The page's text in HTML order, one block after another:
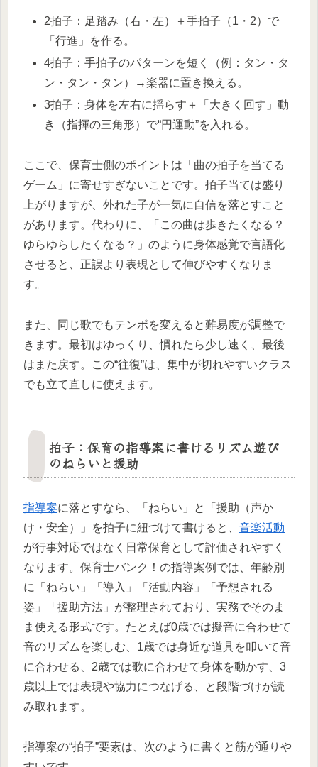
2拍子：足踏み（右・左）＋手拍子（1・2）で
「行進」を作る。
4拍子：手拍子のパターンを短く（例：タン・タ
ン・タン・タン）→楽器に置き換える。
3拍子：身体を左右に揺らす＋「大きく回す」動
き（指揮の三角形）で“円運動”を入れる。
ここで、保育士側のポイントは「曲の拍子を当てる
ゲーム」に寄せすぎないことです。拍子当ては盛り
上がりますが、外れた子が一気に自信を落とすこと
があります。代わりに、「この曲は歩きたくなる？
ゆらゆらしたくなる？」のように身体感覚で言語化
させると、正誤より表現として伸びやすくなりま
す。
また、同じ歌でもテンポを変えると難易度が調整で
きます。最初はゆっくり、慣れたら少し速く、最後
はまた戻す。この“往復”は、集中が切れやすいクラス
でも立て直しに使えます。
拍子：保育の指導案に書けるリズム遊び
のねらいと援助
指導案に落とすなら、「ねらい」と「援助（声か
け・安全）」を拍子に紐づけて書けると、 音楽活動
が行事対応ではなく日常保育として評価されやすく
なります。保育士バンク！の指導案例では、年齢別
に「ねらい」「導入」「活動内容」「予想される
姿」「援助方法」が整理されており、実務でそのま
ま使える形式です。たとえば0歳では擬音に合わせて
音のリズムを楽しむ、1歳では身近な道具を叩いて音
に合わせる、2歳では歌に合わせて身体を動かす、3
歳以上では表現や協力につなげる、と段階づけが読
み取れます。
指導案の“拍子”要素は、次のように書くと筋が通りや